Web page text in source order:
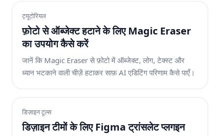
ट्यूटोरियल
फ़ोटो से ऑब्जेक्ट हटाने के लिए Magic Eraser
का उपयोग कैसे करें
जानें कि Magic Eraser से फ़ोटो में ऑब्जेक्ट, लोग, टेक्स्ट और
ध्यान भटकाने वाली चीज़ें हटाकर साफ़ AI एडिटिंग परिणाम कैसे पाएँ।
डिज़ाइन टूल्स
डिज़ाइन टीमों के लिए Figma ट्रांसलेट प्लगइन